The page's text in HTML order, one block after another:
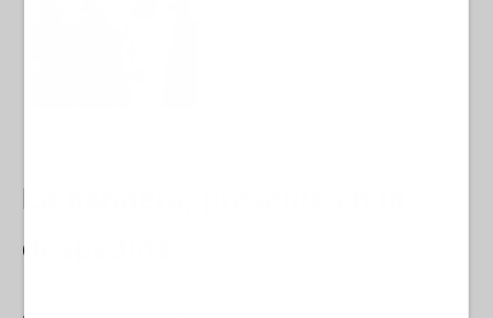
La bandera, presente en la
despedida